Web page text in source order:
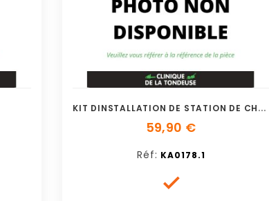
K
IT DINSTALLATION DE STATION DE CHARGE
59,90 €
Réf: KA0178.1
